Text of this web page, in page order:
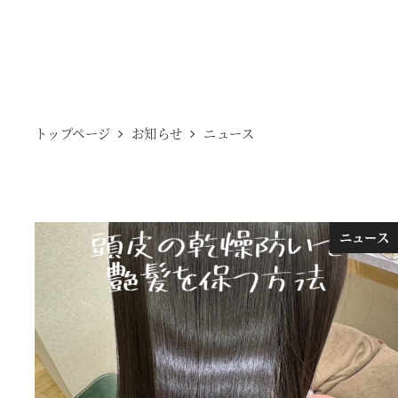
トップページ お知らせ ニュース
ニュース